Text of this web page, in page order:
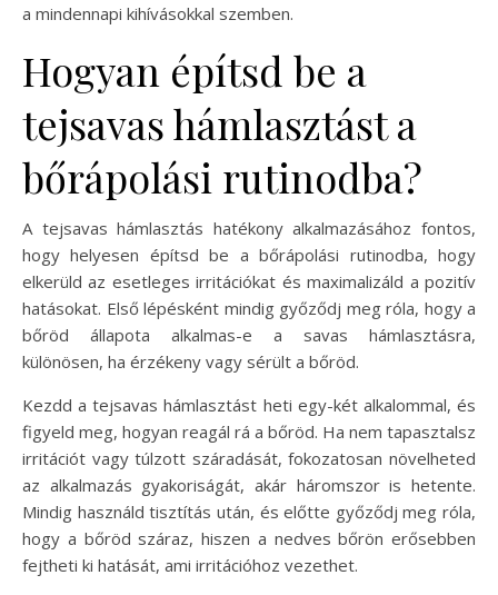
a mindennapi kihívásokkal szemben.
Hogyan építsd be a
tejsavas hámlasztást a
bőrápolási rutinodba?
A tejsavas hámlasztás hatékony alkalmazásához fontos,
hogy helyesen építsd be a bőrápolási rutinodba, hogy
elkerüld az esetleges irritációkat és maximalizáld a pozitív
hatásokat. Első lépésként mindig győződj meg róla, hogy a
bőröd állapota alkalmas-e a savas hámlasztásra,
különösen, ha érzékeny vagy sérült a bőröd.
Kezdd a tejsavas hámlasztást heti egy-két alkalommal, és
figyeld meg, hogyan reagál rá a bőröd. Ha nem tapasztalsz
irritációt vagy túlzott száradását, fokozatosan növelheted
az alkalmazás gyakoriságát, akár háromszor is hetente.
Mindig használd tisztítás után, és előtte győződj meg róla,
hogy a bőröd száraz, hiszen a nedves bőrön erősebben
fejtheti ki hatását, ami irritációhoz vezethet.